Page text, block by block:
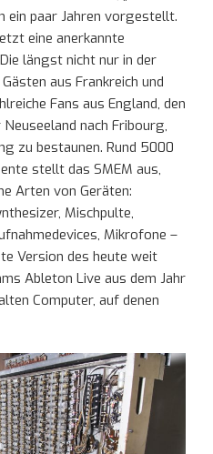
ein paar Jahren vorgestellt.
eine anerkannte
längst nicht nur in der
aus Frankreich und
Fans aus England, den
nach Fribourg,
zu bestaunen. Rund 5000
stellt das SMEM aus,
Arten von Geräten:
Mischpulte,
Mikrofone –
Version des heute weit
Ableton Live aus dem Jahr
Computer, auf denen